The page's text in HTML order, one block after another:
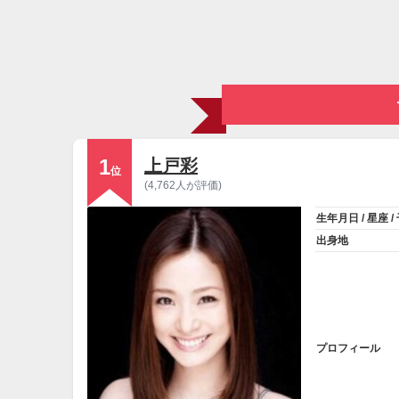
1位 上戸彩
(4,762人が評価)
生年月日 / 星座 /
出身地
プロフィール